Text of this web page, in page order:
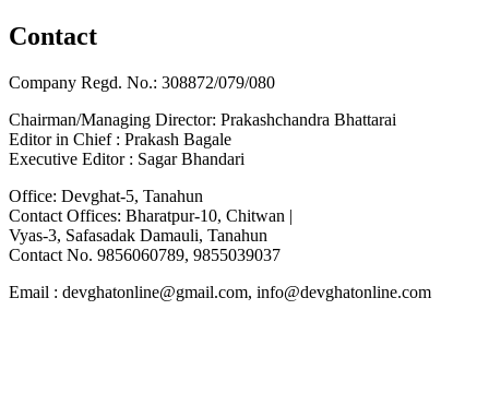
Contact
Company Regd. No.: 308872/079/080
Chairman/Managing Director: Prakashchandra Bhattarai
Editor in Chief : Prakash Bagale
Executive Editor : Sagar Bhandari
Office: Devghat-5, Tanahun
Contact Offices: Bharatpur-10, Chitwan |
Vyas-3, Safasadak Damauli, Tanahun
Contact No. 9856060789, 9855039037
Email : devghatonline@gmail.com, info@devghatonline.com